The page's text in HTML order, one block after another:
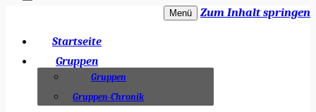
Dieblicher Pfadfinder e.V. – Stamm
Treverer
Menü Zum Inhalt springen
Startseite
Gruppen
Gruppen
Gruppen-Chronik